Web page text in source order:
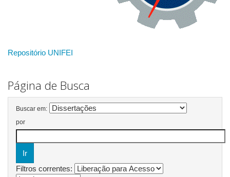
Repositório UNIFEI
Página de Busca
Buscar em:
por
Filtros correntes: